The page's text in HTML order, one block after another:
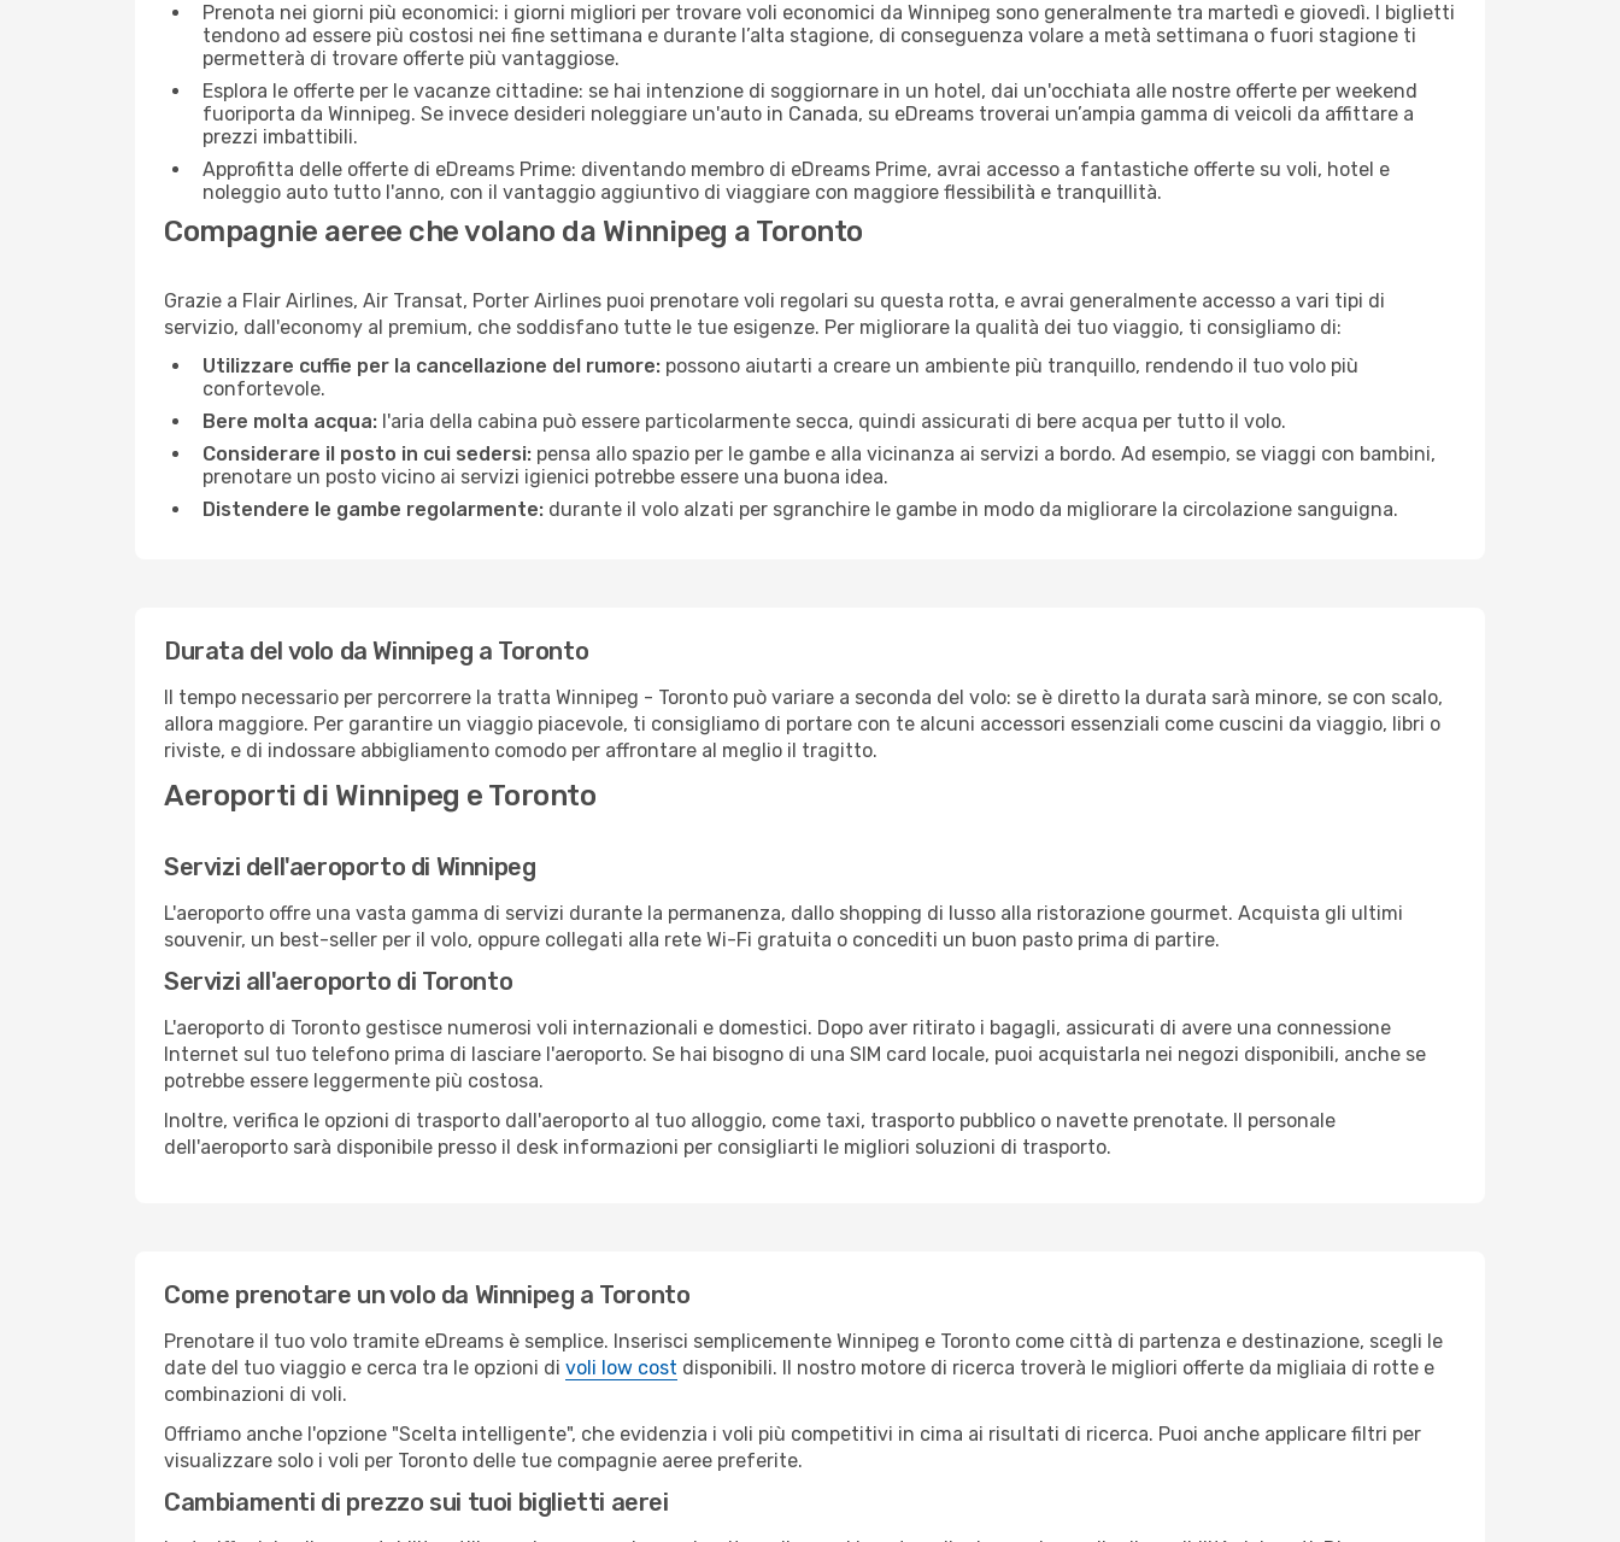
Prenota nei giorni più economici: i giorni migliori per trovare voli economici da Winnipeg sono generalmente tra martedì e giovedì. I biglietti
tendono ad essere più costosi nei fine settimana e durante l’alta stagione, di conseguenza volare a metà settimana o fuori stagione ti
permetterà di trovare offerte più vantaggiose.
Esplora le offerte per le vacanze cittadine: se hai intenzione di soggiornare in un hotel, dai un'occhiata alle nostre offerte per weekend
fuoriporta da Winnipeg. Se invece desideri noleggiare un'auto in Canada, su eDreams troverai un’ampia gamma di veicoli da affittare a
prezzi imbattibili.
Approfitta delle offerte di eDreams Prime: diventando membro di eDreams Prime, avrai accesso a fantastiche offerte su voli, hotel e
noleggio auto tutto l'anno, con il vantaggio aggiuntivo di viaggiare con maggiore flessibilità e tranquillità.
Compagnie aeree che volano da Winnipeg a Toronto
Grazie a Flair Airlines, Air Transat, Porter Airlines puoi prenotare voli regolari su questa rotta, e avrai generalmente accesso a vari tipi di
servizio, dall'economy al premium, che soddisfano tutte le tue esigenze. Per migliorare la qualità dei tuo viaggio, ti consigliamo di:
Utilizzare cuffie per la cancellazione del rumore: possono aiutarti a creare un ambiente più tranquillo, rendendo il tuo volo più
confortevole.
Bere molta acqua: l'aria della cabina può essere particolarmente secca, quindi assicurati di bere acqua per tutto il volo.
Considerare il posto in cui sedersi: pensa allo spazio per le gambe e alla vicinanza ai servizi a bordo. Ad esempio, se viaggi con bambini,
prenotare un posto vicino ai servizi igienici potrebbe essere una buona idea.
Distendere le gambe regolarmente: durante il volo alzati per sgranchire le gambe in modo da migliorare la circolazione sanguigna.
Durata del volo da Winnipeg a Toronto
Il tempo necessario per percorrere la tratta Winnipeg - Toronto può variare a seconda del volo: se è diretto la durata sarà minore, se con scalo,
allora maggiore. Per garantire un viaggio piacevole, ti consigliamo di portare con te alcuni accessori essenziali come cuscini da viaggio, libri o
riviste, e di indossare abbigliamento comodo per affrontare al meglio il tragitto.
Aeroporti di Winnipeg e Toronto
Servizi dell'aeroporto di Winnipeg
L'aeroporto offre una vasta gamma di servizi durante la permanenza, dallo shopping di lusso alla ristorazione gourmet. Acquista gli ultimi
souvenir, un best-seller per il volo, oppure collegati alla rete Wi-Fi gratuita o concediti un buon pasto prima di partire.
Servizi all'aeroporto di Toronto
L'aeroporto di Toronto gestisce numerosi voli internazionali e domestici. Dopo aver ritirato i bagagli, assicurati di avere una connessione
Internet sul tuo telefono prima di lasciare l'aeroporto. Se hai bisogno di una SIM card locale, puoi acquistarla nei negozi disponibili, anche se
potrebbe essere leggermente più costosa.
Inoltre, verifica le opzioni di trasporto dall'aeroporto al tuo alloggio, come taxi, trasporto pubblico o navette prenotate. Il personale
dell'aeroporto sarà disponibile presso il desk informazioni per consigliarti le migliori soluzioni di trasporto.
Come prenotare un volo da Winnipeg a Toronto
Prenotare il tuo volo tramite eDreams è semplice. Inserisci semplicemente Winnipeg e Toronto come città di partenza e destinazione, scegli le
date del tuo viaggio e cerca tra le opzioni di voli low cost disponibili. Il nostro motore di ricerca troverà le migliori offerte da migliaia di rotte e
combinazioni di voli.
Offriamo anche l'opzione "Scelta intelligente", che evidenzia i voli più competitivi in cima ai risultati di ricerca. Puoi anche applicare filtri per
visualizzare solo i voli per Toronto delle tue compagnie aeree preferite.
Cambiamenti di prezzo sui tuoi biglietti aerei